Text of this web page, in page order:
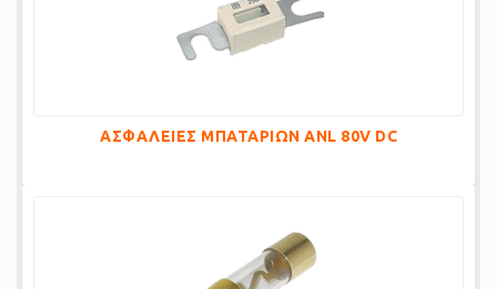
ΑΣΦΑΛΕΙΕΣ ΜΠΑΤΑΡΙΩΝ ANL 80V DC